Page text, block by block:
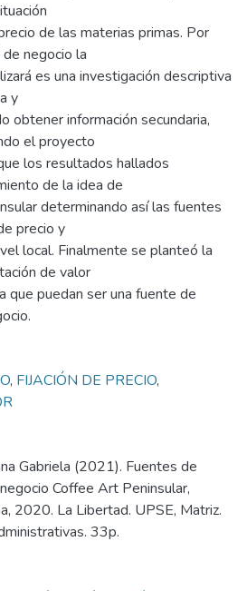
de las materias primas. Por
negocio la
es una investigación descriptiva
y
obtener información secundaria,
el proyecto
los resultados hallados
de la idea de
determinando así las fuentes
precio y
local. Finalmente se planteó la
de valor
que puedan ser una fuente de
, FIJACIÓN DE PRECIO,
Gabriela (2021). Fuentes de
Coffee Art Peninsular,
2020. La Libertad. UPSE, Matriz.
33p.